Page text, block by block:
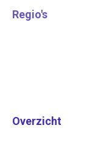
Regio's
Overzicht